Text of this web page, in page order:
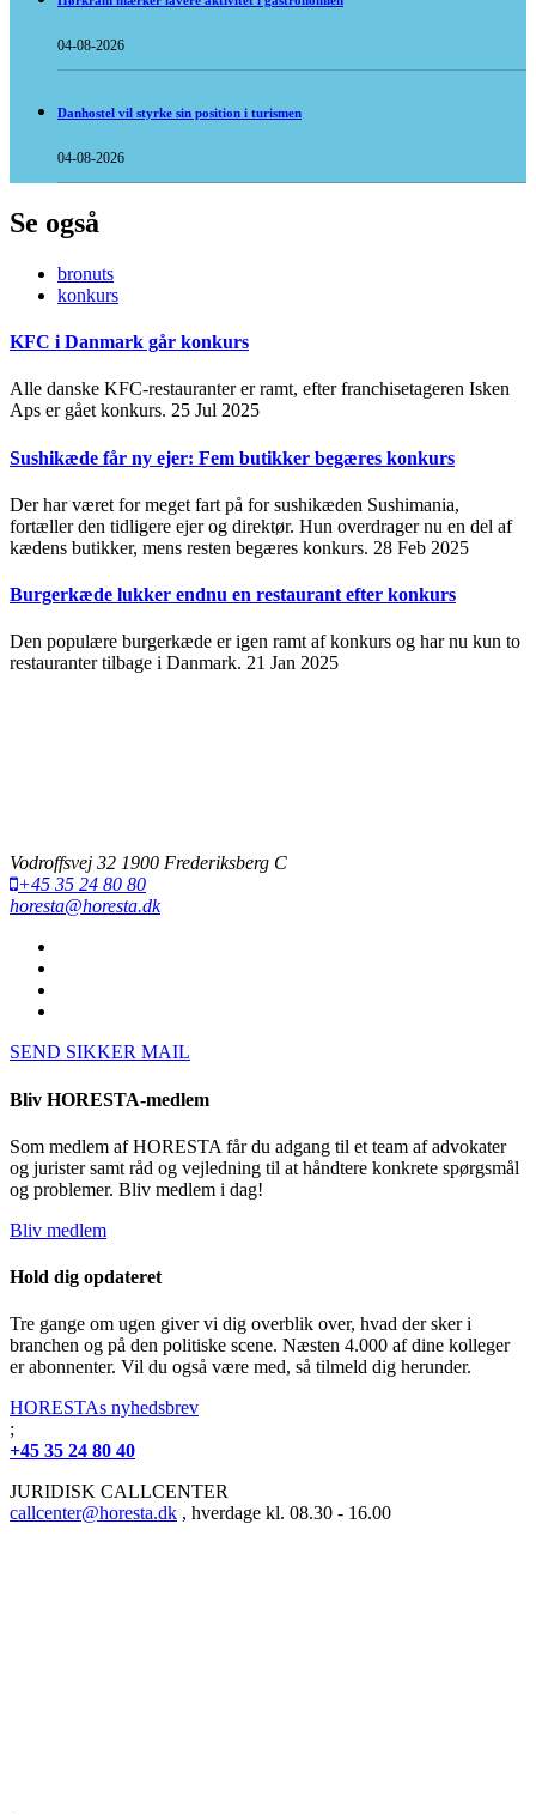
04-08-2026
Danhostel vil styrke sin position i turismen
04-08-2026
Se også
bronuts
konkurs
KFC i Danmark går konkurs
Alle danske KFC-restauranter er ramt, efter franchisetageren Isken
Aps er gået konkurs. 25 Jul 2025
Sushikæde får ny ejer: Fem butikker begæres konkurs
Der har været for meget fart på for sushikæden Sushimania,
fortæller den tidligere ejer og direktør. Hun overdrager nu en del af
kædens butikker, mens resten begæres konkurs. 28 Feb 2025
Burgerkæde lukker endnu en restaurant efter konkurs
Den populære burgerkæde er igen ramt af konkurs og har nu kun to
restauranter tilbage i Danmark. 21 Jan 2025
Vodroffsvej 32 1900 Frederiksberg C
+45 35 24 80 80
horesta@horesta.dk
SEND SIKKER MAIL
Bliv HORESTA-medlem
Som medlem af HORESTA får du adgang til et team af advokater
og jurister samt råd og vejledning til at håndtere konkrete spørgsmål
og problemer. Bliv medlem i dag!
Bliv medlem
Hold dig opdateret
Tre gange om ugen giver vi dig overblik over, hvad der sker i
branchen og på den politiske scene. Næsten 4.000 af dine kolleger
er abonnenter. Vil du også være med, så tilmeld dig herunder.
HORESTAs nyhedsbrev
;
+45 35 24 80 40
JURIDISK CALLCENTER
callcenter@horesta.dk , hverdage kl. 08.30 - 16.00